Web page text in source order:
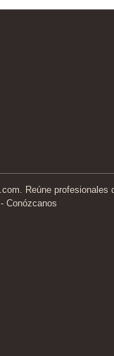
Reúne profesionales
Conózcanos